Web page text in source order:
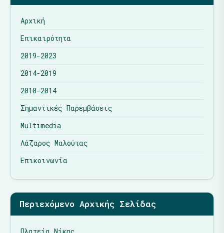
Αρχική
Επικαιρότητα
2019-2023
2014-2019
2010-2014
Σημαντικές Παρεμβάσεις
Multimedia
Λάζαρος Μαλούτας
Επικοινωνία
Περιεχόμενο Αρχικής Σελίδας